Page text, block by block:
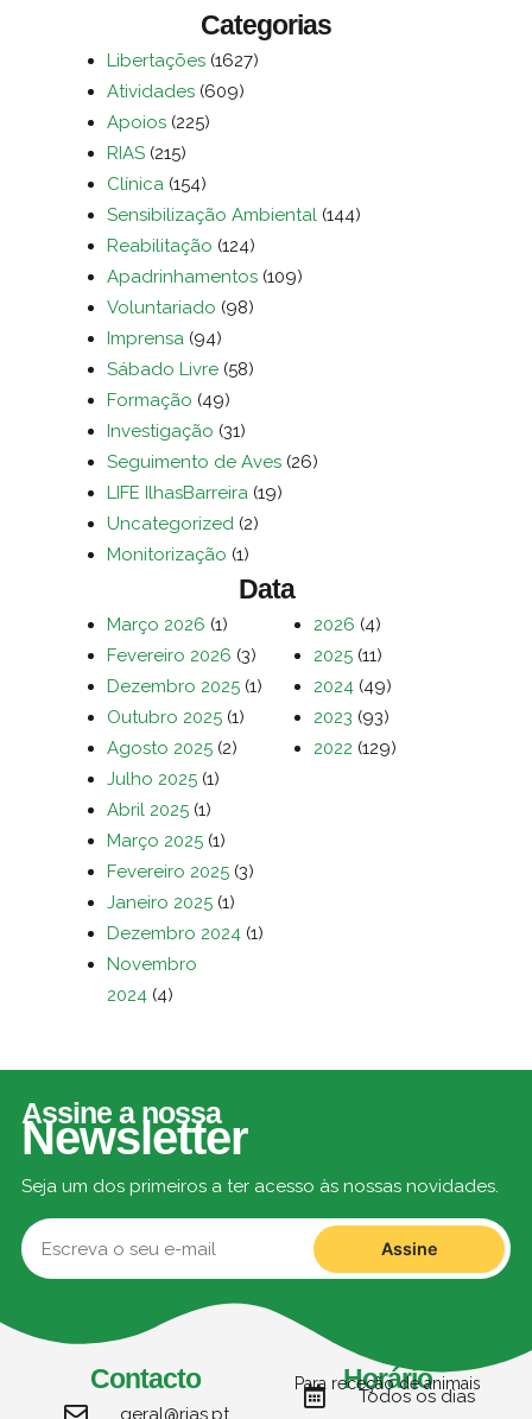
Categorias
Libertações (1627)
Atividades (609)
Apoios (225)
RIAS (215)
Clínica (154)
Sensibilização Ambiental (144)
Reabilitação (124)
Apadrinhamentos (109)
Voluntariado (98)
Imprensa (94)
Sábado Livre (58)
Formação (49)
Investigação (31)
Seguimento de Aves (26)
LIFE IlhasBarreira (19)
Uncategorized (2)
Monitorização (1)
Data
Março 2026 (1)
Fevereiro 2026 (3)
Dezembro 2025 (1)
Outubro 2025 (1)
Agosto 2025 (2)
Julho 2025 (1)
Abril 2025 (1)
Março 2025 (1)
Fevereiro 2025 (3)
Janeiro 2025 (1)
Dezembro 2024 (1)
Novembro
2024 (4)
2026 (4)
2025 (11)
2024 (49)
2023 (93)
2022 (129)
Assine a nossa
Newsletter
Seja um dos primeiros a ter acesso às nossas novidades.
Assine
Contacto
geral@rias.pt
Horário
Para receção de animais
Todos os dias